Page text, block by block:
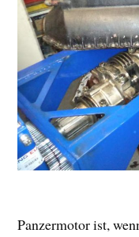
Panzermotor ist,